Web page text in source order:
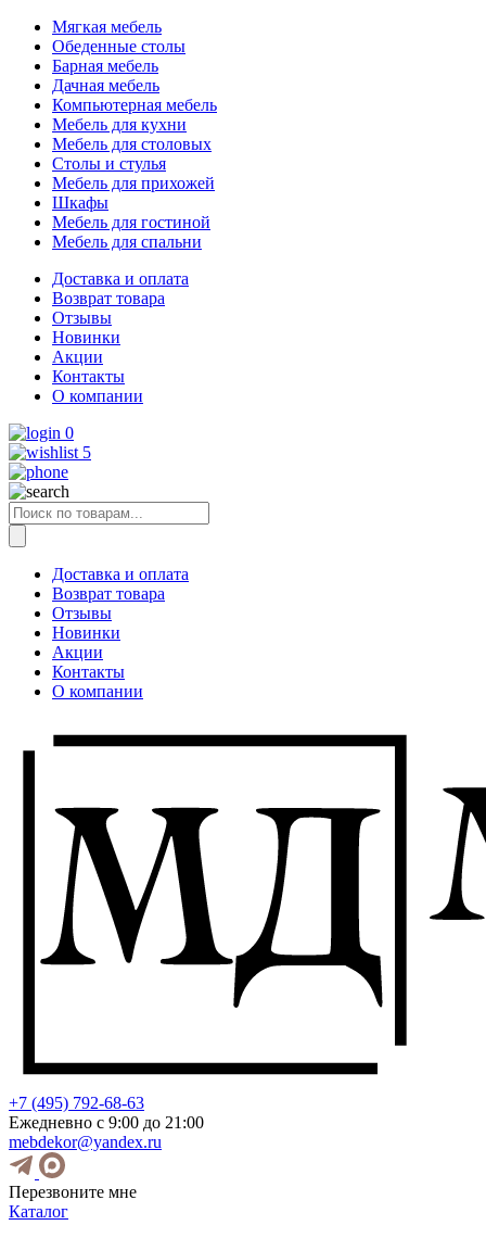
Мягкая мебель
Обеденные столы
Барная мебель
Дачная мебель
Компьютерная мебель
Мебель для кухни
Мебель для столовых
Столы и стулья
Мебель для прихожей
Шкафы
Мебель для гостиной
Мебель для спальни
Доставка и оплата
Возврат товара
Отзывы
Новинки
Акции
Контакты
О компании
0
5
Поиск
товаров
Доставка и оплата
Возврат товара
Отзывы
Новинки
Акции
Контакты
О компании
+7 (495) 792-68-63
Ежедневно с 9:00 до 21:00
mebdekor@yandex.ru
Перезвоните мне
Каталог